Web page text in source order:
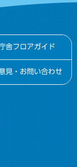
舎フロアガイド
見・お問い合わせ